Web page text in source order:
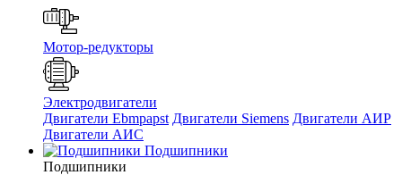
Мотор-редукторы
Электродвигатели
Двигатели Ebmpapst Двигатели Siemens Двигатели АИР
Двигатели АИС
Подшипники
Подшипники